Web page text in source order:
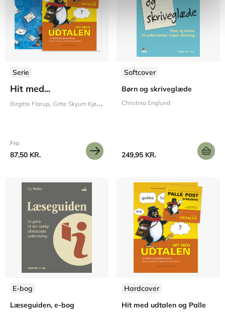
Serie
Hit med...
Birgitte Flarup Gitte Skyum Kjøge Bodil Hessellund Laila Jeppesen
Fra
87,50 KR.
Softcover
Børn og skriveglæde
Christina Englund
249,95 KR.
E-bog
Læseguiden, e-bog
Hardcover
Hit med udtalen og Palle